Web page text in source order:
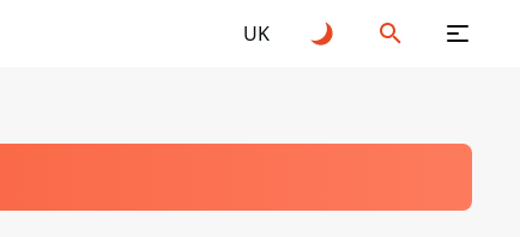
UK